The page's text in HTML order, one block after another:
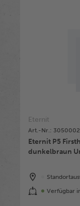
Eternit
Art.-Nr.: 3050002
Eternit P5
dunkelbraun
Verfügbar